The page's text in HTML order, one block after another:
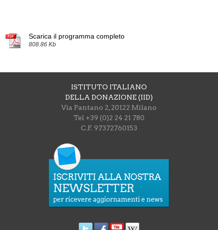
Scarica il programma completo
808.86 Kb
ISTITUTO ITALIANO
DELLA DONAZIONE (IID)
Via Pantano 2, 20122 Milano
Tel +39 (0)2 24 21 780
C.F. 97372760153